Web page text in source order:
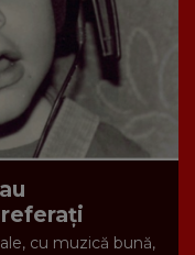
cu muzică bună,